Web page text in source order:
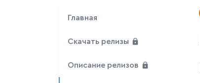
Главная
Скачать релизы
Описание релизов